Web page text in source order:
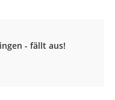
- fällt aus!